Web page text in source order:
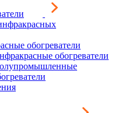
обогреватели
обогреватели